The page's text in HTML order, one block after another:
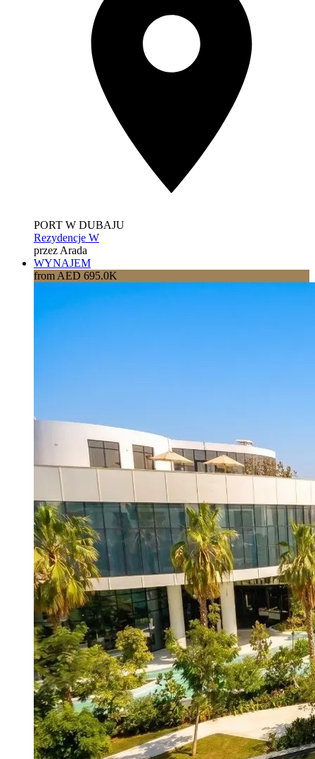
PORT W DUBAJU
Rezydencje W
przez Arada
WYNAJEM
from AED 695.0K